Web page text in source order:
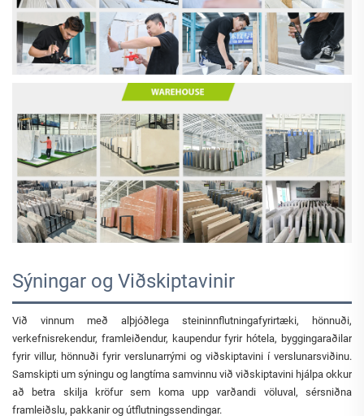
Sýningar og Viðskiptavinir
Við vinnum með alþjóðlega steininnflutningafyrirtæki, hönnuði,
verkefnisrekendur, framleiðendur, kaupendur fyrir hótela, byggingaraðilar
fyrir villur, hönnuði fyrir verslunarrými og viðskiptavini í verslunarsviðinu.
Samskipti um sýningu og langtíma samvinnu við viðskiptavini hjálpa okkur
að betra skilja kröfur sem koma upp varðandi völuval, sérsniðna
framleiðslu, pakkanir og útflutningssendingar.